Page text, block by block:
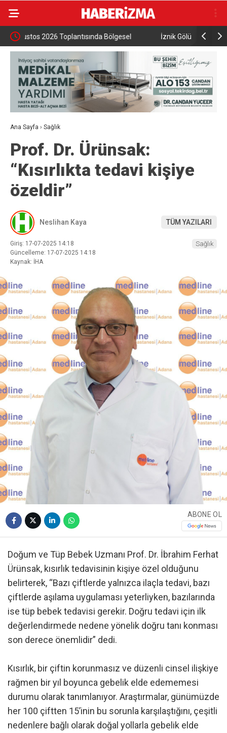
İznik Gölü’ne düşen genç hayatını kaybetti,
gözyaşlarıyla toprağa verildi
Aile ve
Ana Sayfa › Sağlık
Prof. Dr. Ürünsak:
“Kısırlıkta tedavi kişiye
özeldir”
Neslihan Kaya TÜM YAZILARI
Giriş: 17-07-2025 14:18
Güncelleme: 17-07-2025 14:18
Kaynak: İHA
Sağlık
ABONE OL
Doğum ve Tüp Bebek Uzmanı Prof. Dr. İbrahim Ferhat
Ürünsak, kısırlık tedavisinin kişiye özel olduğunu
belirterek, “Bazı çiftlerde yalnızca ilaçla tedavi, bazı
çiftlerde aşılama uygulaması yeterliyken, bazılarında
ise tüp bebek tedavisi gerekir. Doğru tedavi için ilk
değerlendirmede nedene yönelik doğru tanı konması
son derece önemlidir” dedi.
Kısırlık, bir çiftin korunmasız ve düzenli cinsel ilişkiye
rağmen bir yıl boyunca gebelik elde edememesi
durumu olarak tanımlanıyor. Araştırmalar, günümüzde
her 100 çiftten 15’inin bu sorunla karşılaştığını, çeşitli
nedenlere bağlı olarak doğal yollarla gebelik elde